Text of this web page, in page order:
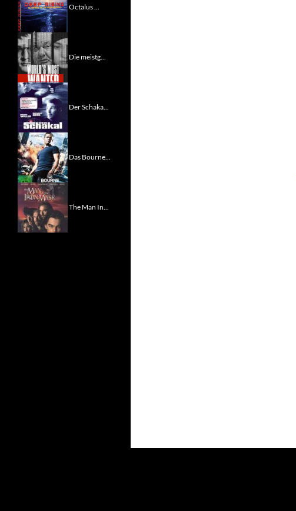
Octalus ...
Die meistg...
Der Schaka...
Das Bourne...
The Man In...